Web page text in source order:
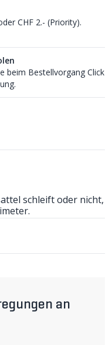
schleift oder nicht,
der vorgegebenen
an den Belägen
werden zwischen
und ermöglichen die
nervige
gehören der
Bremsscheiben nach
an
CHF 2.- (Priority).
beim Bestellvorgang Click